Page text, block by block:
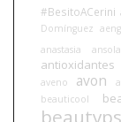
#BesitoACerini
Domínguez
anastasia
antioxidantes
aveno avon
beauticool
beautyps